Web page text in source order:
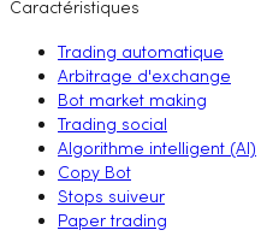
Caractéristiques
Trading automatique
Arbitrage d'exchange
Bot market making
Trading social
Algorithme intelligent (AI)
Copy Bot
Stops suiveur
Paper trading